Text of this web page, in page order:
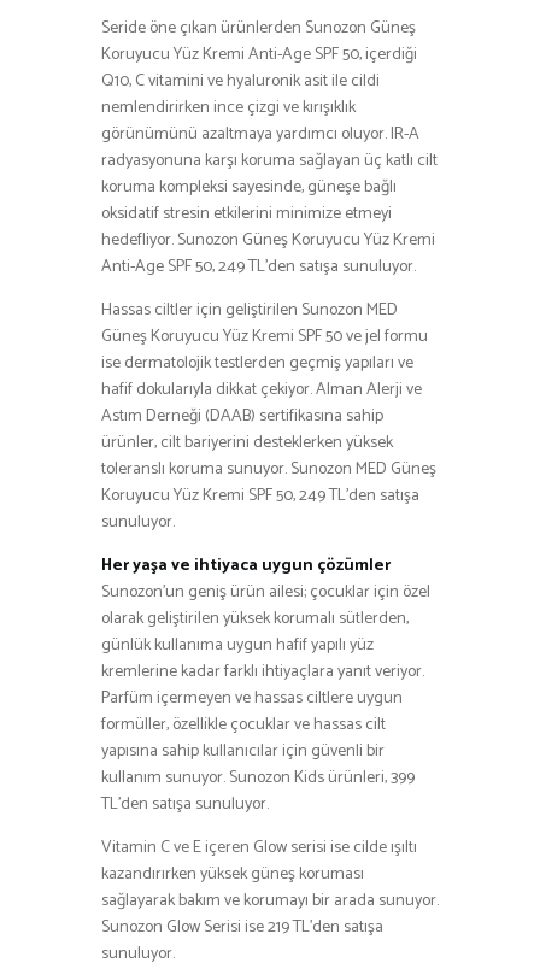
Seride öne çıkan ürünlerden Sunozon Güneş
Koruyucu Yüz Kremi Anti-Age SPF 50, içerdiği
Q10, C vitamini ve hyaluronik asit ile cildi
nemlendirirken ince çizgi ve kırışıklık
görünümünü azaltmaya yardımcı oluyor. IR-A
radyasyonuna karşı koruma sağlayan üç katlı cilt
koruma kompleksi sayesinde, güneşe bağlı
oksidatif stresin etkilerini minimize etmeyi
hedefliyor. Sunozon Güneş Koruyucu Yüz Kremi
Anti-Age SPF 50, 249 TL’den satışa sunuluyor.
Hassas ciltler için geliştirilen Sunozon MED
Güneş Koruyucu Yüz Kremi SPF 50 ve jel formu
ise dermatolojik testlerden geçmiş yapıları ve
hafif dokularıyla dikkat çekiyor. Alman Alerji ve
Astım Derneği (DAAB) sertifikasına sahip
ürünler, cilt bariyerini desteklerken yüksek
toleranslı koruma sunuyor. Sunozon MED Güneş
Koruyucu Yüz Kremi SPF 50, 249 TL’den satışa
sunuluyor.
Her yaşa ve ihtiyaca uygun çözümler
Sunozon’un geniş ürün ailesi; çocuklar için özel
olarak geliştirilen yüksek korumalı sütlerden,
günlük kullanıma uygun hafif yapılı yüz
kremlerine kadar farklı ihtiyaçlara yanıt veriyor.
Parfüm içermeyen ve hassas ciltlere uygun
formüller, özellikle çocuklar ve hassas cilt
yapısına sahip kullanıcılar için güvenli bir
kullanım sunuyor. Sunozon Kids ürünleri, 399
TL’den satışa sunuluyor.
Vitamin C ve E içeren Glow serisi ise cilde ışıltı
kazandırırken yüksek güneş koruması
sağlayarak bakım ve korumayı bir arada sunuyor.
Sunozon Glow Serisi ise 219 TL’den satışa
sunuluyor.